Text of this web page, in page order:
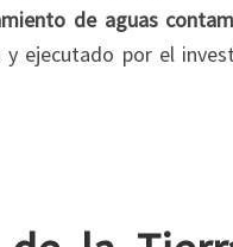
de aguas
ejecutado por el